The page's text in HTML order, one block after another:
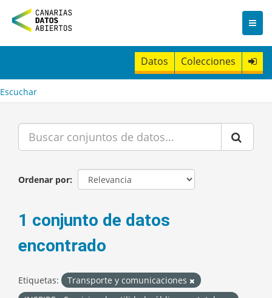
n
t
Datos Colecciones
Escuchar
Ordenar por
1 conjunto de datos
encontrado
Etiquetas:
Transporte y comunicaciones